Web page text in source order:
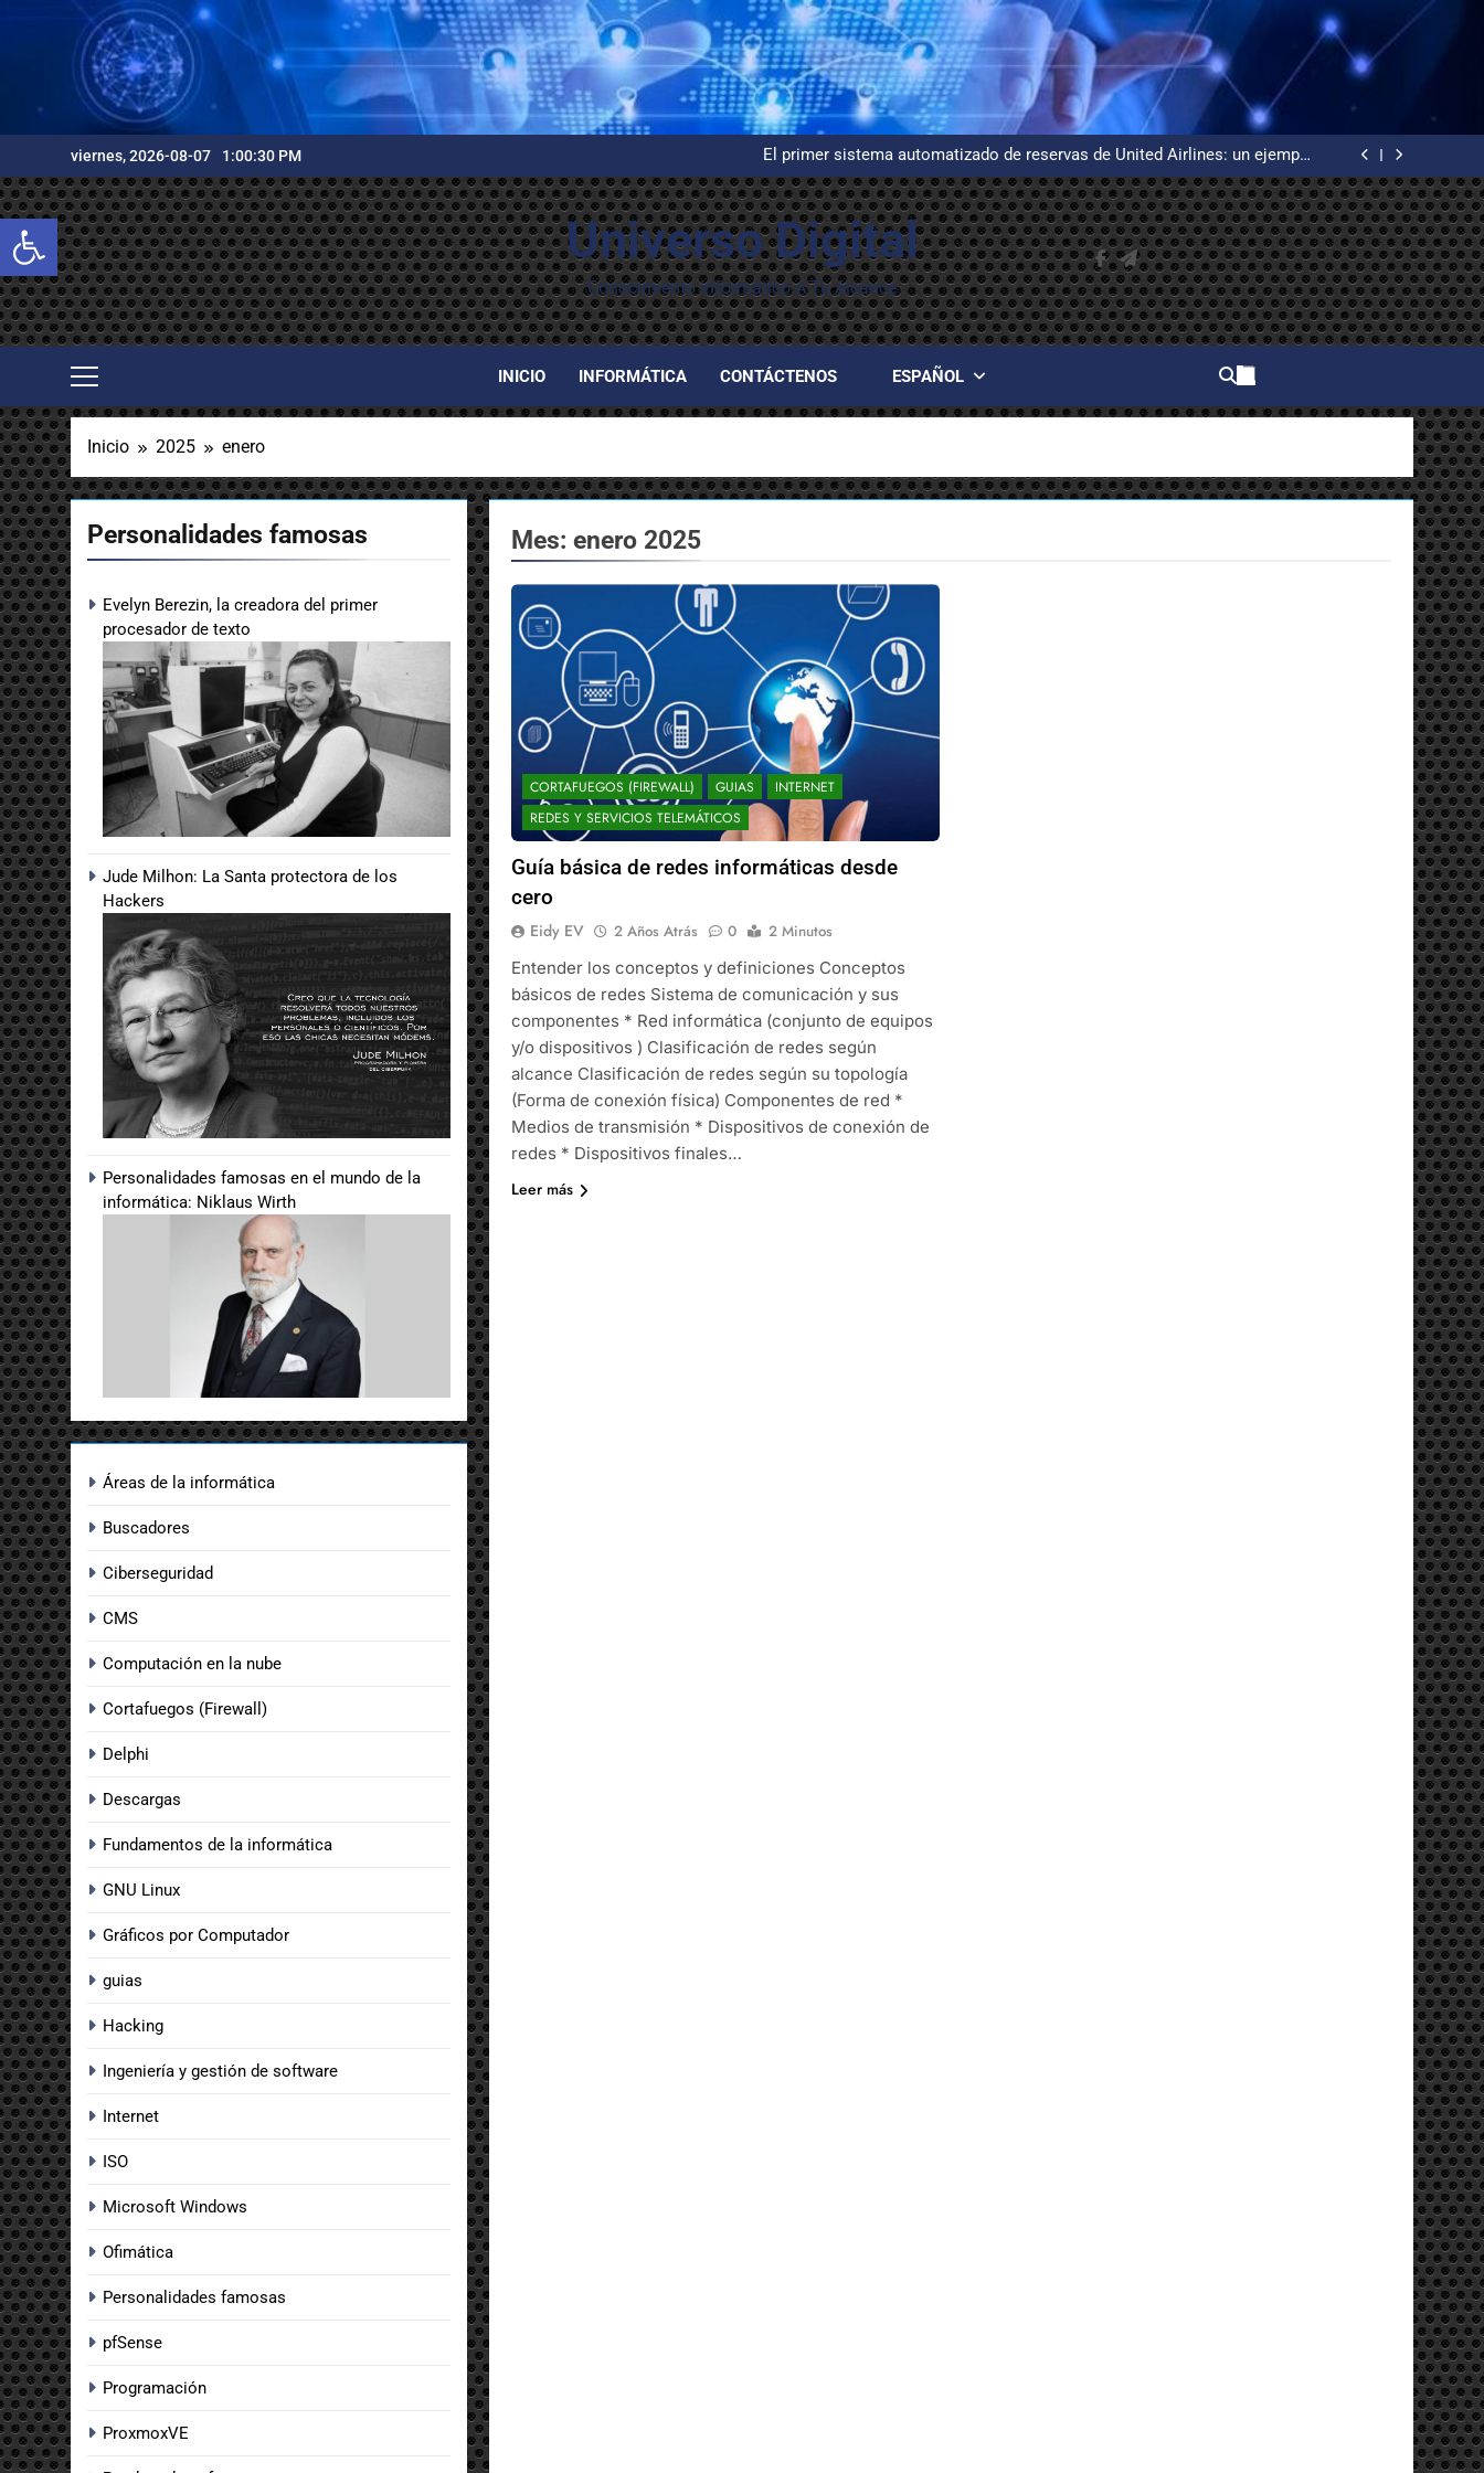
Abrir barra de herramientas
viernes, 2026-08-07 1:00:31 PM
Instalación y configuración de WordPress desde cero en un VPS Ubuntu con
certificados de Let’s Encrypt
Guía básica de redes informáticas desde cero
El primer sistema automatizado de reservas de United Airlines: un ejemplo
de alta disponibilidad
Evelyn Berezin, la creadora del primer procesador de texto
Instalación y configuración de WordPress desde cero en un VPS Ubuntu con
certificados de Let’s Encrypt
Guía básica de redes informáticas desde cero
El primer sistema automatizado de reservas de United Airlines: un ejemplo
de alta disponibilidad
Evelyn Berezin, la creadora del primer procesador de texto
Instalación y configuración de WordPress desde cero en un VPS Ubuntu con
certificados de Let’s Encrypt
Universo Digital
Conocimiento Informático A Tu Alcance
INICIO INFORMÁTICA CONTÁCTENOS ESPAÑOL
Inicio 2025 enero
Personalidades famosas
Evelyn Berezin, la creadora del primer
procesador de texto
Jude Milhon: La Santa protectora de los
Hackers
Personalidades famosas en el mundo de la
informática: Niklaus Wirth
Áreas de la informática
Buscadores
Ciberseguridad
CMS
Computación en la nube
Cortafuegos (Firewall)
Delphi
Descargas
Fundamentos de la informática
GNU Linux
Gráficos por Computador
guias
Hacking
Ingeniería y gestión de software
Internet
ISO
Microsoft Windows
Ofimática
Personalidades famosas
pfSense
Programación
ProxmoxVE
Mes: enero 2025
CORTAFUEGOS (FIREWALL) GUIAS
INTERNET
REDES Y SERVICIOS TELEMÁTICOS
Guía básica de redes informáticas desde
cero
Eidy EV 2 Años Atrás 0
2 Minutos
Entender los conceptos y definiciones Conceptos
básicos de redes Sistema de comunicación y sus
componentes * Red informática (conjunto de equipos
y/o dispositivos ) Clasificación de redes según
alcance Clasificación de redes según su topología
(Forma de conexión física) Componentes de red *
Medios de transmisión * Dispositivos de conexión de
redes * Dispositivos finales…
Leer más